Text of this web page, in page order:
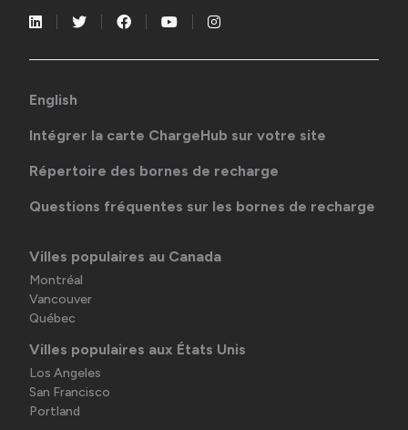
English
Intégrer la carte ChargeHub sur votre site
Répertoire des bornes de recharge
Questions fréquentes sur les bornes de recharge
Villes populaires au Canada
Montréal
Vancouver
Québec
Villes populaires aux États Unis
Los Angeles
San Francisco
Portland